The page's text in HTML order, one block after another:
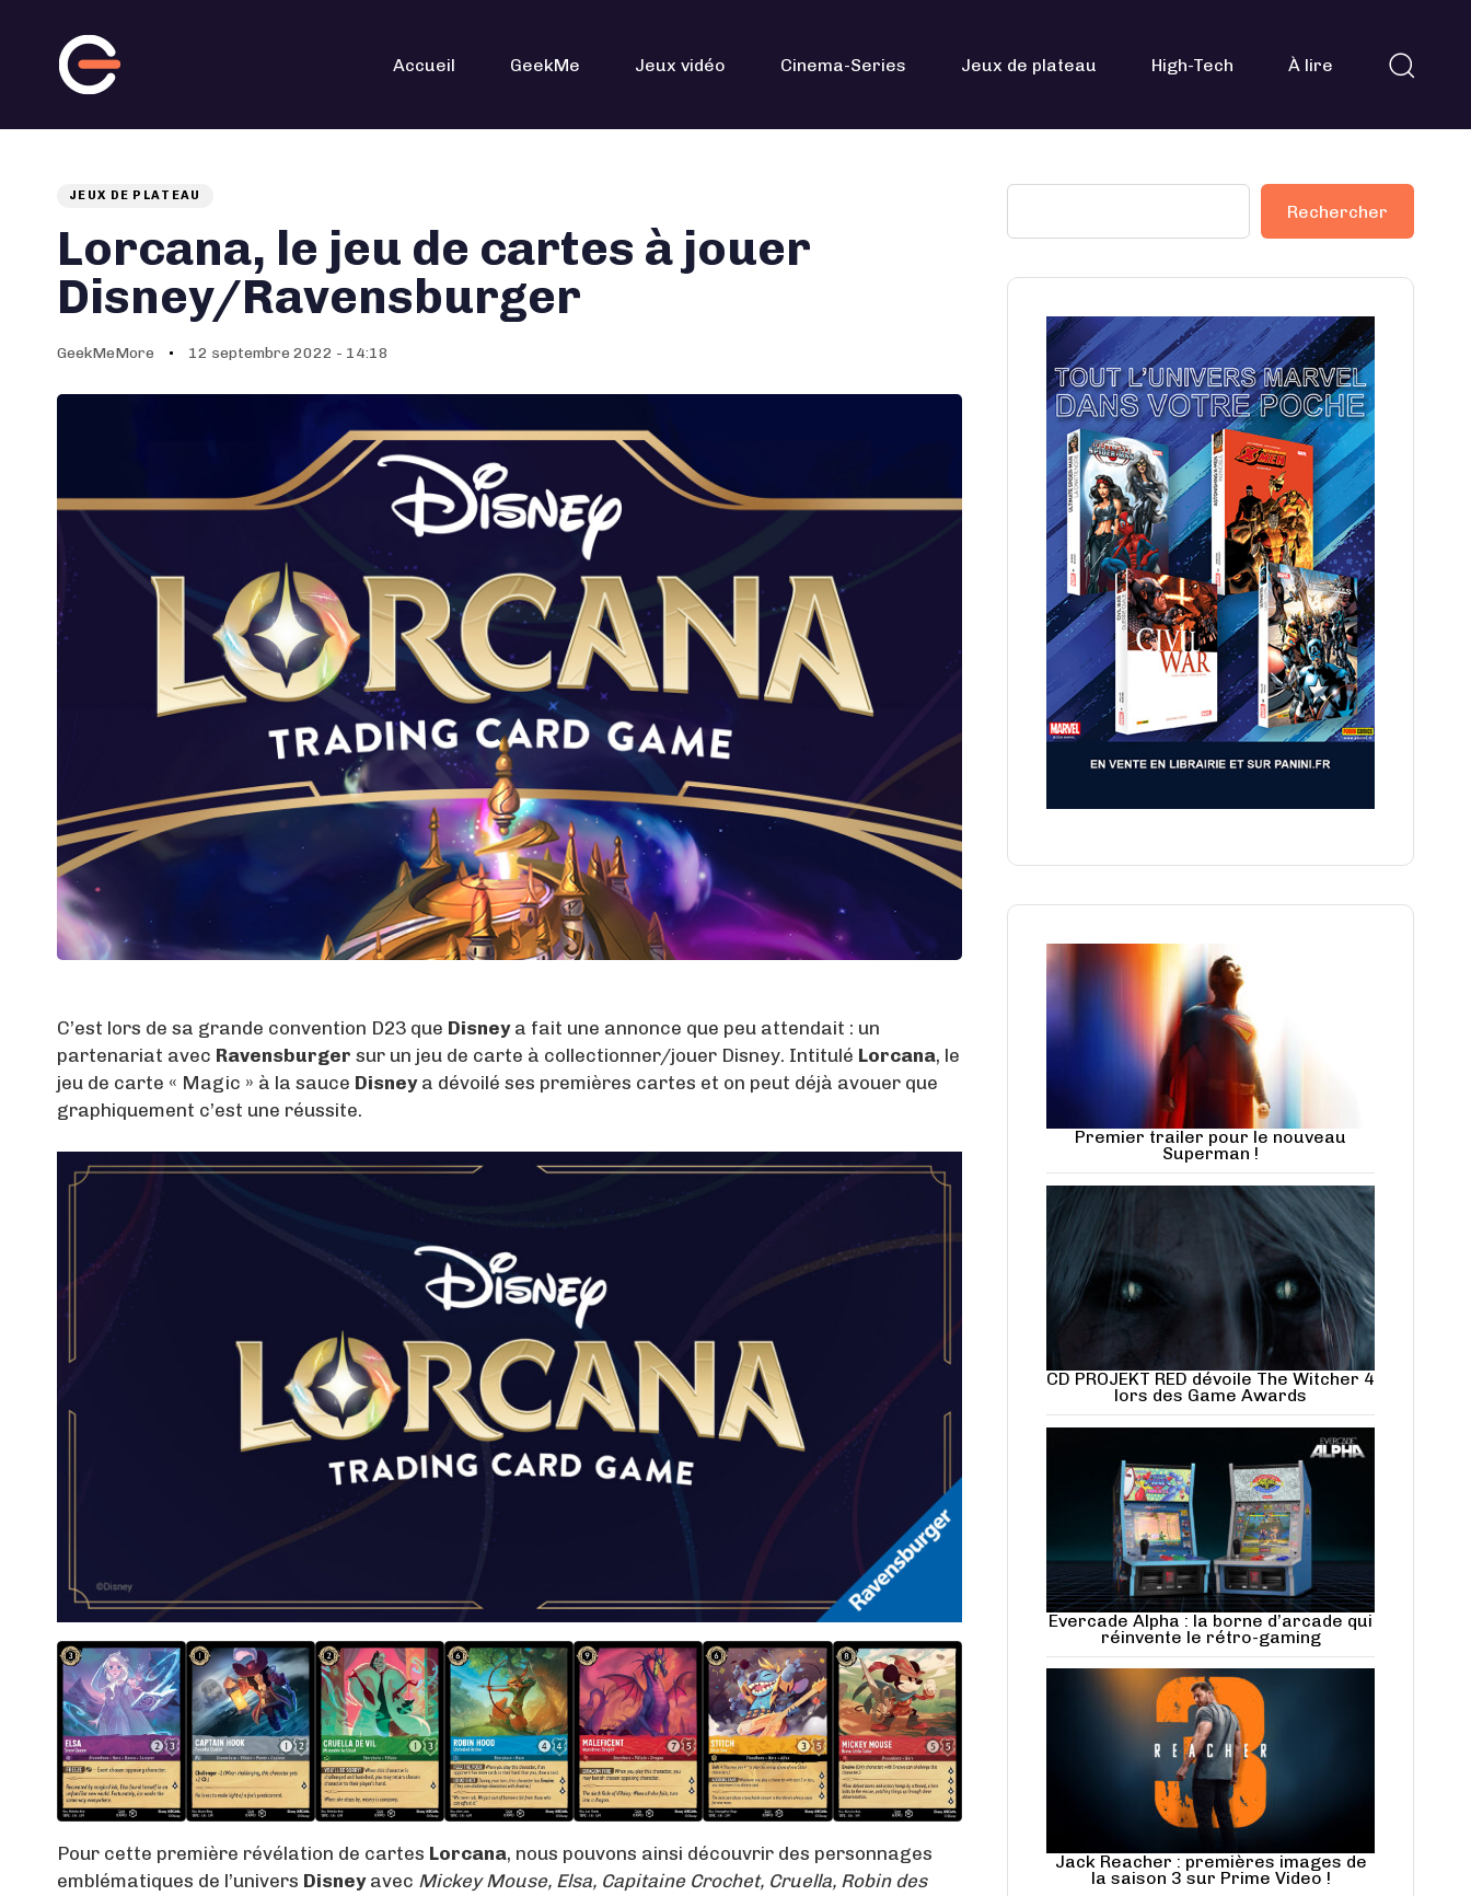
navigation
Accueil GeekMe Jeux vidéo Cinema-Series Jeux de plateau High-Tech À lire
PUBLISHED
JEUX DE PLATEAU
Lorcana, le jeu de cartes à jouer
Disney/Ravensburger
Auteur
GeekMeMore
Published
12 septembre 2022 - 14:18
C’est lors de sa grande convention D23 que Disneya fait une annonce que peu attendait : un
partenariat avec Ravensburger sur un jeu de carte à collectionner/jouer Disney. Intitulé Lorcana, le
jeu de carte « Magic » à la sauce Disneya dévoilé ses premières cartes et on peut déjà avouer que
graphiquement c’est une réussite.
Pour cette première révélation de cartes Lorcana, nous pouvons ainsi découvrir des personnages
emblématiques de l’univers Disneyavec Mickey Mouse, Elsa, Capitaine Crochet, Cruella, Robin des
Rechercher
Rechercher
Premier trailer pour le nouveau
Superman !
CD PROJEKT RED dévoile The Witcher 4
lors des Game Awards
Evercade Alpha : la borne d’arcade qui
réinvente le rétro-gaming
Jack Reacher : premières images de
la saison 3 sur Prime Video !